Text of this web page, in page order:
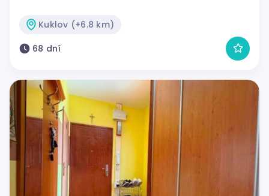
Kuklov (+6.8 km)
68 dní